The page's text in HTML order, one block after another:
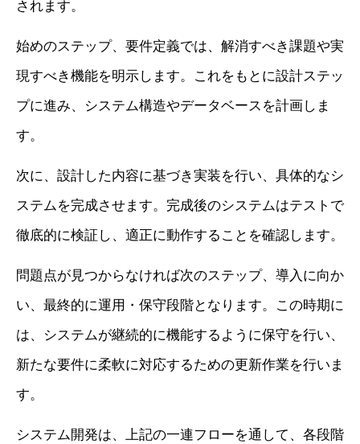
されます。
始めのステップ、要件定義では、解消すべき課題や実
現すべき機能を明示します。これをもとに設計ステッ
プに進み、システム構造やデータベースを計画しま
す。
次に、設計した内容に基づき実装を行い、具体的なシ
ステムを完成させます。完成後のシステムはテストで
徹底的に検証し、適正に動作することを確認します。
問題点が見つからなければ次のステップ、導入に向か
い、最終的に運用・保守段階となります。この時期に
は、システムが継続的に機能するように保守を行い、
新たな要件に柔軟に対応するための更新作業を行いま
す。
システム開発は、上記の一連フローを通して、各段階